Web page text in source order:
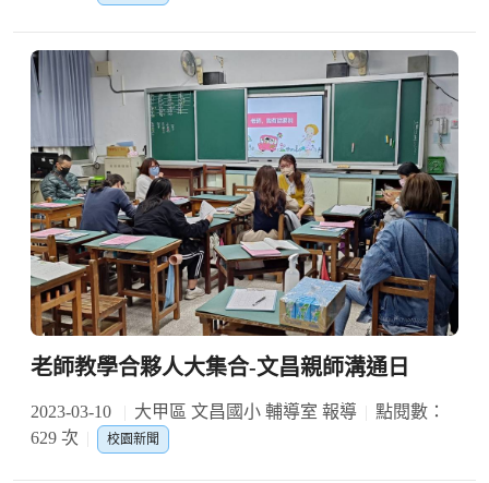
老師教學合夥人大集合-文昌親師溝通日
2023-03-10 大甲區 文昌國小 輔導室 報導
點閱數：
629 次
校園新聞